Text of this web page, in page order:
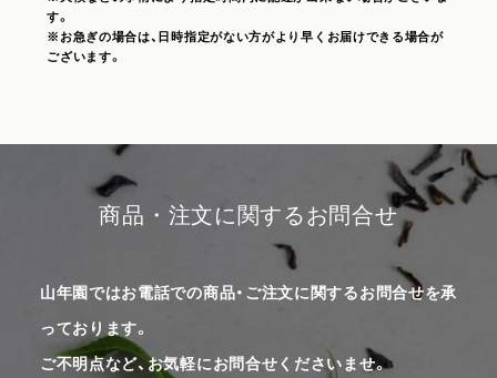
す。
※お急ぎの場合は、日時指定がない方がより早くお届けできる場合が
ございます。
商品・注文に関するお問合せ
山年園ではお電話での商品・ご注文に関するお問合せを承
っております。
ご不明点など、お気軽にお問合せくださいませ。